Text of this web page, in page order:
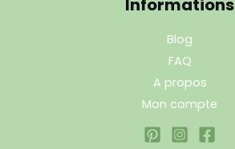
Blog
FAQ
A propos
Mon compte